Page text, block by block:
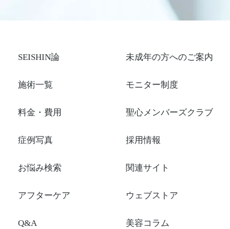
SEISHIN論
施術一覧
料金・費用
症例写真
お悩み検索
アフターケア
Q&A
未成年の方へのご案内
モニター制度
聖心メンバーズクラブ
採用情報
関連サイト
ウェブストア
美容コラム